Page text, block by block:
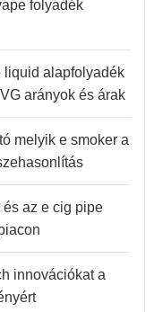
folyadék
liquid alapfolyadék
arányok és árak
melyik e smoker a
az e cig pipe
innovációkat a